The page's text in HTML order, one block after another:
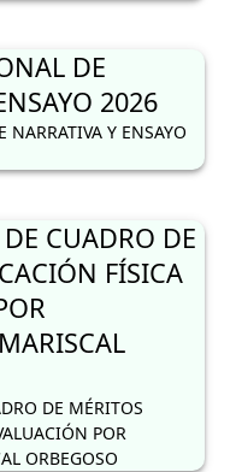
DE
2026
Y ENSAYO
CUADRO DE
FÍSICA
DE MÉRITOS
POR
ORBEGOSO